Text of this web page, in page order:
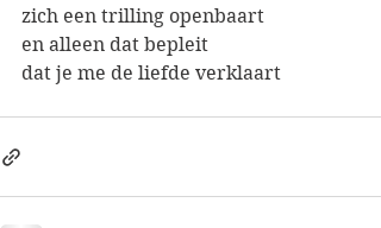
zich een trilling openbaart
en alleen dat bepleit
dat je me de liefde verklaart